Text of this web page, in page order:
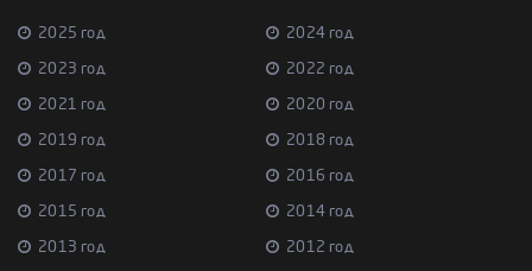
2025 год 2024 год
2023 год 2022 год
2021 год 2020 год
2019 год 2018 год
2017 год 2016 год
2015 год 2014 год
2013 год 2012 год